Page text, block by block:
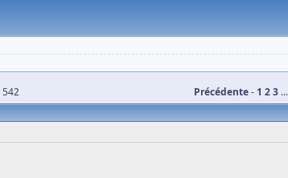
Précédente 1 23 ...